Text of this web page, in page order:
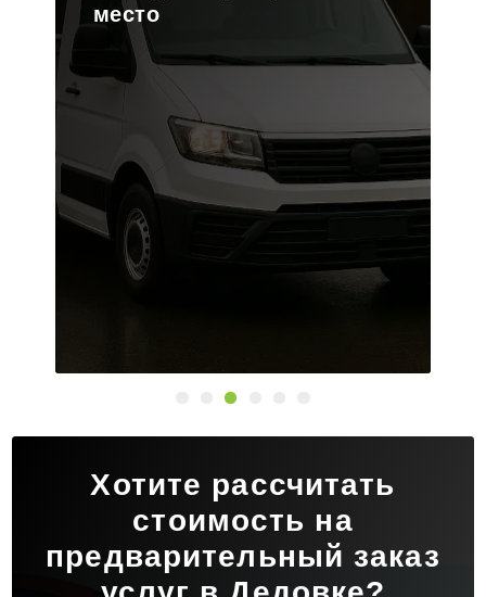
платформу
Хотите рассчитать
стоимость на
предварительный заказ